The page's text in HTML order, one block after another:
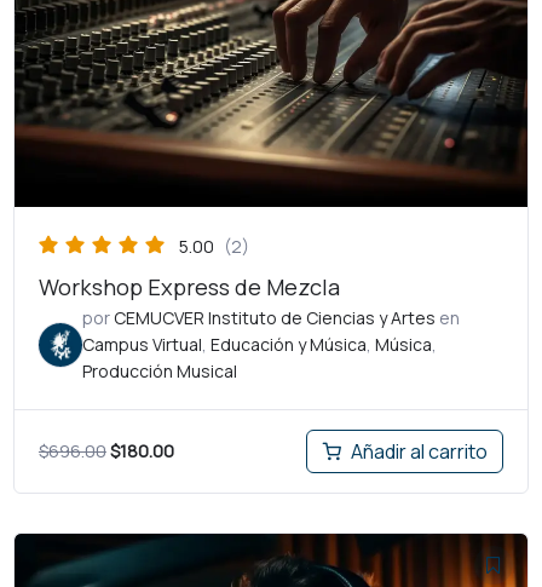
5.00 (2)
Workshop Express de Mezcla
por CEMUCVER Instituto de Ciencias y Artes en
Campus Virtual, Educación y Música, Música,
Producción Musical
$696.00
era:
$696.00.
$180.00
es:
$180.00.
Añadir al carrito
El
precio